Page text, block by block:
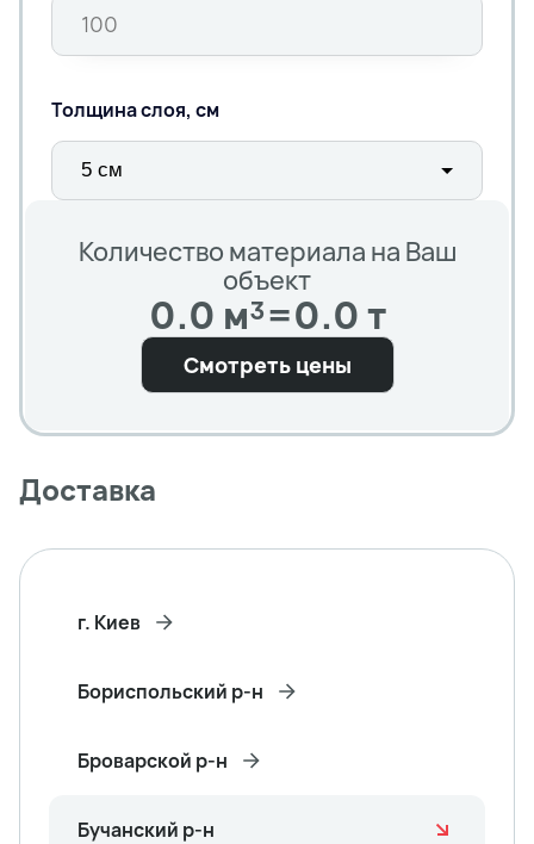
Толщина слоя, см
Количество материала на Ваш
объект
0.0 м³=0.0 т
Смотреть цены
Доставка
г. Киев
Бориспольский р-н
Броварской р-н
Бучанский р-н